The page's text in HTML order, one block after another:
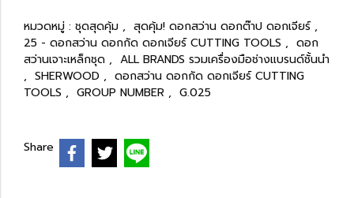
หมวดหมู่ : ชุดสุดคุ้ม , สุดคุ้ม! ดอกสว่าน ดอกต๊าป ดอกเจียร์ ,
25 - ดอกสว่าน ดอกกัด ดอกเจียร์ CUTTING TOOLS , ดอก
สว่านเจาะเหล็กชุด , ALL BRANDS รวมเครื่องมือช่างแบรนด์ชั้นนำ
, SHERWOOD , ดอกสว่าน ดอกกัด ดอกเจียร์ CUTTING
TOOLS , GROUP NUMBER , G.025
Share